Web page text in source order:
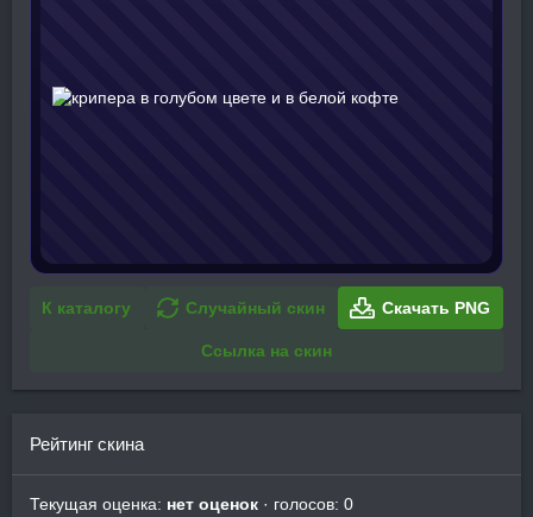
К каталогу Случайный скин Скачать PNG
Ссылка на скин
Рейтинг скина
Текущая оценка: нет оценок · голосов: 0